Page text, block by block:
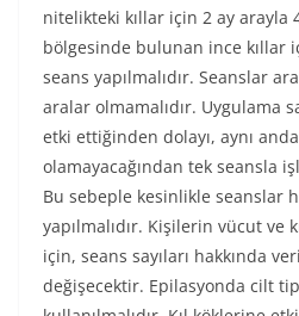
nitelikteki kıllar için 2 ay arayla
bölgesinde bulunan ince kıllar
seans yapılmalıdır. Seanslar
aralar olmamalıdır. Uygulama
etki ettiğinden dolayı, aynı
olamayacağından tek seansla
Bu sebeple kesinlikle seanslar
yapılmalıdır. Kişilerin vücut ve
için, seans sayıları hakkında
değişecektir. Epilasyonda cilt